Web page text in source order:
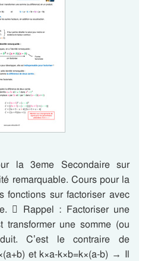
la 3eme Secondaire sur
remarquable. Cours pour la
fonctions sur factoriser avec
 Rappel : Factoriser une
transformer une somme (ou
C’est le contraire de
et k×a-k×b=k×(a-b) → Il